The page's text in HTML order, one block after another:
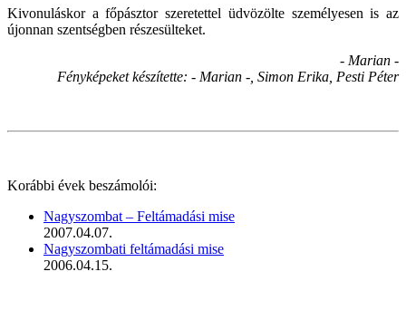
Kivonuláskor a főpásztor szeretettel üdvözölte személyesen is az
újonnan szentségben részesülteket.
- Marian -
Fényképeket készítette: - Marian -, Simon Erika, Pesti Péter
Korábbi évek beszámolói:
Nagyszombat – Feltámadási mise
2007.04.07.
Nagyszombati feltámadási mise
2006.04.15.